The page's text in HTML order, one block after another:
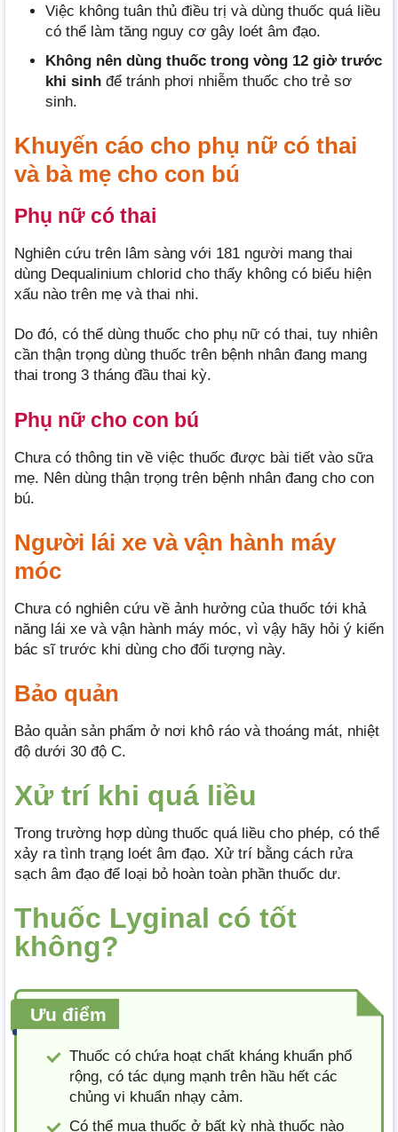
Việc không tuân thủ điều trị và dùng thuốc quá liều
có thể làm tăng nguy cơ gây loét âm đạo.
Không nên dùng thuốc trong vòng 12 giờ trước
khi sinh để tránh phơi nhiễm thuốc cho trẻ sơ
sinh.
Khuyến cáo cho phụ nữ có thai
và bà mẹ cho con bú
Phụ nữ có thai
Nghiên cứu trên lâm sàng với 181 người mang thai
dùng Dequalinium chlorid cho thấy không có biểu hiện
xấu nào trên mẹ và thai nhi.
Do đó, có thể dùng thuốc cho phụ nữ có thai, tuy nhiên
cần thận trọng dùng thuốc trên bệnh nhân đang mang
thai trong 3 tháng đầu thai kỳ.
Phụ nữ cho con bú
Chưa có thông tin về việc thuốc được bài tiết vào sữa
mẹ. Nên dùng thận trọng trên bệnh nhân đang cho con
bú.
Người lái xe và vận hành máy
móc
Chưa có nghiên cứu về ảnh hưởng của thuốc tới khả
năng lái xe và vận hành máy móc, vì vậy hãy hỏi ý kiến
bác sĩ trước khi dùng cho đối tượng này.
Bảo quản
Bảo quản sản phẩm ở nơi khô ráo và thoáng mát, nhiệt
độ dưới 30 độ C.
Xử trí khi quá liều
Trong trường hợp dùng thuốc quá liều cho phép, có thể
xảy ra tình trạng loét âm đạo. Xử trí bằng cách rửa
sạch âm đạo để loại bỏ hoàn toàn phần thuốc dư.
Thuốc Lyginal có tốt
không?
Ưu điểm
Thuốc có chứa hoạt chất kháng khuẩn phổ
rộng, có tác dụng mạnh trên hầu hết các
chủng vi khuẩn nhạy cảm.
Có thể mua thuốc ở bất kỳ nhà thuốc nào